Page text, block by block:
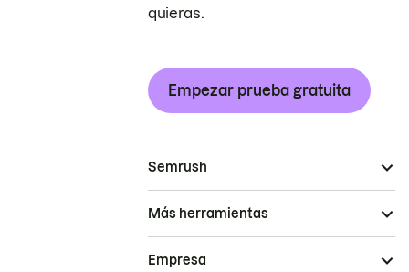
quieras.
Empezar prueba gratuita
Semrush
Más herramientas
Empresa